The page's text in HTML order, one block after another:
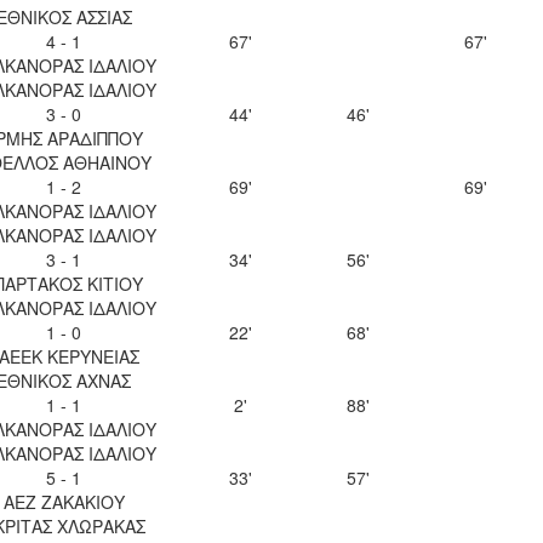
ΑΣΣΙΑΣ
4 - 1
ΙΔΑΛΙΟΥ
67'
67'
ΙΔΑΛΙΟΥ
3 - 0
ΑΡΑΔΙΠΠΟΥ
44'
46'
ΑΘΗΑΙΝΟΥ
1 - 2
ΙΔΑΛΙΟΥ
69'
69'
ΙΔΑΛΙΟΥ
3 - 1
ΚΙΤΙΟΥ
34'
56'
ΙΔΑΛΙΟΥ
1 - 0
ΚΕΡΥΝΕΙΑΣ
22'
68'
ΑΧΝΑΣ
1 - 1
ΙΔΑΛΙΟΥ
2'
88'
ΙΔΑΛΙΟΥ
5 - 1
ΑΕΖ ΖΑΚΑΚΙΟΥ
33'
57'
ΧΛΩΡΑΚΑΣ